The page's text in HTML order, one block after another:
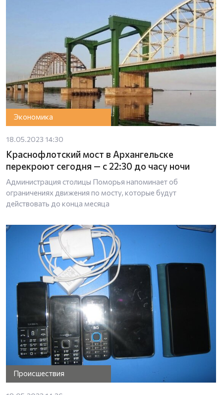
Экономика
18.05.2023 14:30
Краснофлотский мост в Архангельске
перекроют сегодня — с 22:30 до часу ночи
Администрация столицы Поморья напоминает об
ограничениях движения по мосту, которые будут
действовать до конца месяца
Происшествия